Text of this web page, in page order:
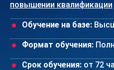
повышении квалификации
Обучение на базе:
Формат обучения:
Срок обучения: от 72